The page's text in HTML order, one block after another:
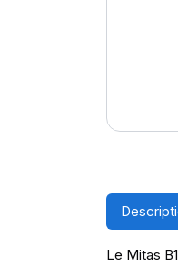
Le Mitas